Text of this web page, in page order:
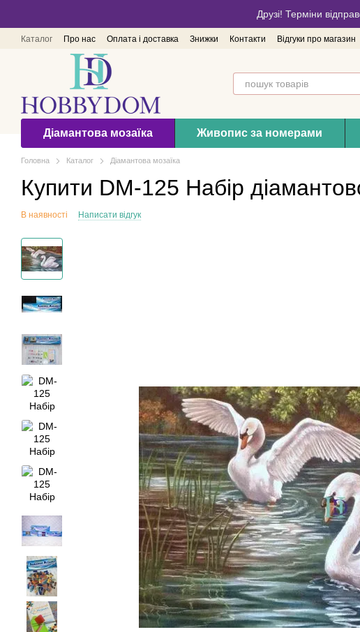
Друзі! Терміни
Каталог Про нас Оплата і доставка Знижки Контакти Відгуки про магазин
Діамантова мозаїка Живопис за номерами
Головна Каталог Діамантова мозаїка
Купити DM-125 Набір
В наявності Написати відгук